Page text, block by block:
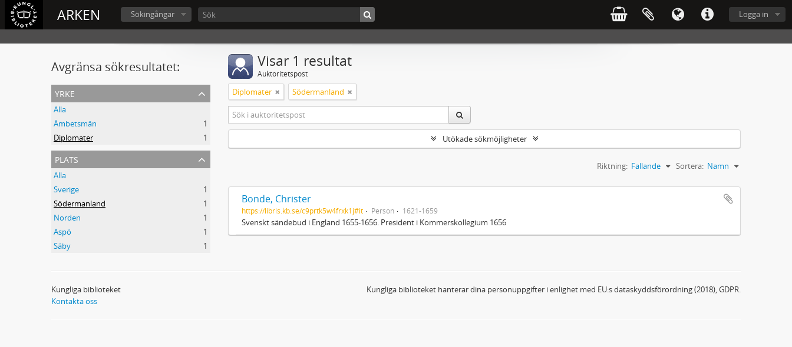
ARKEN Logga in
Sökingångar
Avgränsa sökresultatet:
yrke
Alla
Ämbetsmän
1
Diplomater
1
plats
Alla
Sverige
1
Södermanland
1
Norden
1
Aspö
1
Säby
1
Visar 1 resultat
Auktoritetspost
Diplomater Södermanland
Utökade sökmöjligheter
Sortera: Namn
Riktning: Fallande
Bonde, Christer
https://libris.kb.se/c9prtk5w4frxk1j#it Person 1621-1659
Svenskt sändebud i England 1655-1656. President i Kommerskollegium 1656
Kungliga biblioteket
Kontakta oss
Kungliga biblioteket hanterar dina personuppgifter i enlighet med EU:s dataskyddsförordning (2018), GDPR.